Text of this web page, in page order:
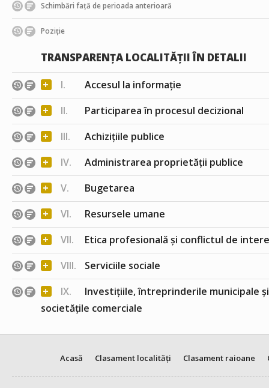
Schimbări față de perioada anterioară
Poziție
TRANSPARENȚA LOCALITĂȚII ÎN DETALII
+
I. Accesul la informație
+ II. Participarea în procesul decizional
+ III. Achizițiile publice
+ IV. Administrarea proprietății publice
+ V. Bugetarea
+ VI. Resursele umane
+ VII. Etica profesională și conflictul de
+ VIII. Serviciile sociale
+ IX.
Investițiile, întreprinderile municipale
societățile comerciale
Acasă Clasament localități Clasament raioane